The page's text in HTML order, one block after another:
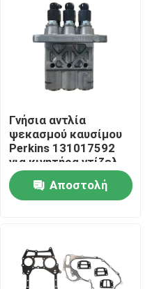
Γνήσια αντλία
ψεκασμού καυσίμου
Perkins 131017592
για κινητήρα ντίζελ
403D
Αποστολή